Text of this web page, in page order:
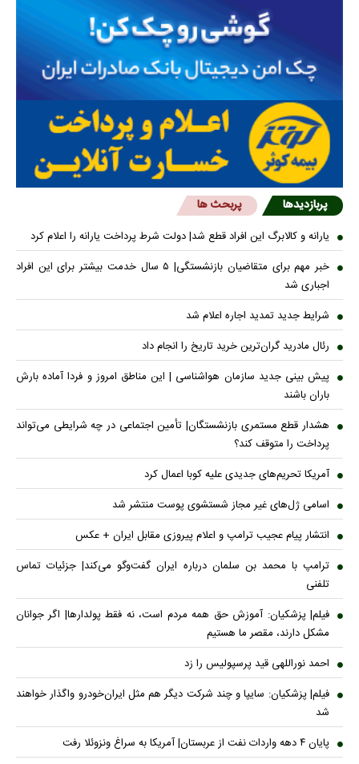
پربازدیدها پربحث ها
یارانه و کالابرگ این افراد قطع شد| دولت شرط پرداخت یارانه را اعلام کرد
خبر مهم برای متقاضیان بازنشستگی| ۵ سال خدمت بیشتر برای این افراد
اجباری شد
شرایط جدید تمدید اجاره اعلام شد
رئال مادرید گران‌ترین خرید تاریخ را انجام داد
پیش بینی جدید سازمان هواشناسی | این مناطق امروز و فردا آماده بارش
باران باشند
هشدار قطع مستمری بازنشستگان| تأمین اجتماعی در چه شرایطی می‌تواند
پرداخت را متوقف کند؟
آمریکا تحریم‌های جدیدی علیه کوبا اعمال کرد
اسامی ژل‌های غیر مجاز شستشوی پوست منتشر شد
انتشار پیام عجیب ترامپ و اعلام پیروزی مقابل ایران + عکس
ترامپ با محمد بن سلمان درباره ایران گفت‌وگو می‌کند| جزئیات تماس
تلفنی
فیلم| پزشکیان: آموزش حق همه مردم است، نه فقط پولدارها| اگر جوانان
مشکل دارند، مقصر ما هستیم
احمد نوراللهی قید پرسپولیس را زد
فیلم| پزشکیان: سایپا و چند شرکت دیگر هم مثل ایران‌خودرو واگذار خواهند
شد
پایان ۴ دهه واردات نفت از عربستان| آمریکا به سراغ ونزوئلا رفت